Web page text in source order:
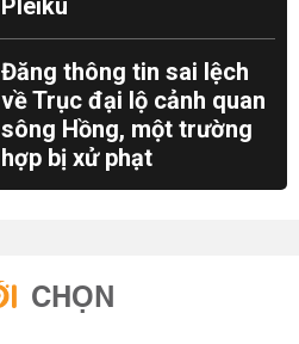
Pleiku
Đăng thông tin sai lệch
về Trục đại lộ cảnh quan
sông Hồng, một trường
hợp bị xử phạt
CHỌN